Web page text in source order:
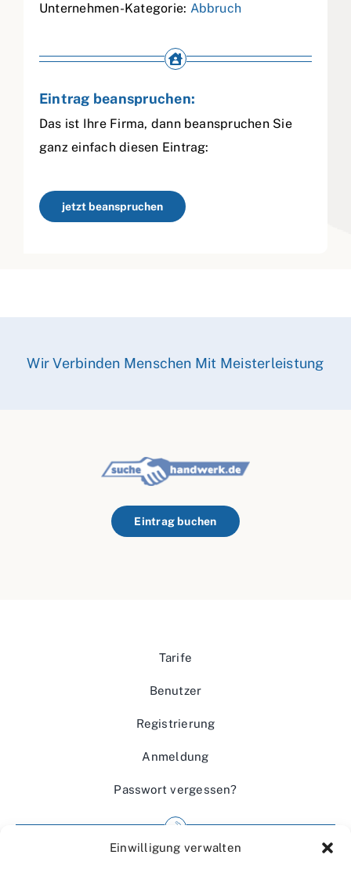
Einwilligung verwalten
Unternehmen-Kategorie: Abbruch
Eintrag beanspruchen:
Das ist Ihre Firma, dann beanspruchen Sie
ganz einfach diesen Eintrag:
jetzt beanspruchen
Wir Verbinden Menschen Mit Meisterleistung
Eintrag buchen
Tarife
Benutzer
Registrierung
Anmeldung
Passwort vergessen?